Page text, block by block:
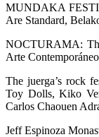
MUNDAKA
Are Standard,
NOCTURAMA:
Arte
The juerga’s rock
Toy Dolls, Kiko
Carlos Chaouen
Jeff Espinoza